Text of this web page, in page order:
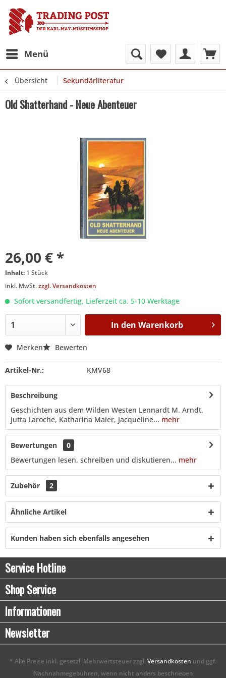
Menü
Übersicht Sekundärliteratur
Old Shatterhand - Neue Abenteuer
26,00 € *
Inhalt: 1 Stück
inkl. MwSt.zzgl. Versandkosten
Sofort versandfertig, Lieferzeit ca. 5-10 Werktage
In den Warenkorb
Merken Bewerten
Artikel-Nr.: KMV68
Beschreibung
Geschichten aus dem Wilden Westen Lennardt M. Arndt,
Jutta Laroche, Katharina Maier, Jacqueline... mehr
Bewertungen
0
Bewertungen lesen, schreiben und diskutieren... mehr
Zubehör 2
Ähnliche Artikel
Kunden haben sich ebenfalls angesehen
Service Hotline
Shop Service
Informationen
Newsletter
* Alle Preise inkl. gesetzl. Mehrwertsteuer zzgl. Versandkosten und ggf.
Nachnahmegebühren, wenn nicht anders beschrieben